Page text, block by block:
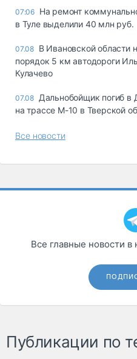
07:06 На ремонт
в Туле выделили 40 млн руб.
07.08 В Ивановской области
порядок 5 км автодороги
Кулачево
07.08 Дальнобойщик погиб в
на трассе М-10 в Тверской
Все новости
Все главные новости
Публикации по